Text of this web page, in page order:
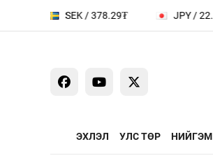
SEK / 378.29₮ JPY / 22.69₮
ЭХЛЭЛ УЛС ТӨР НИЙГЭМ